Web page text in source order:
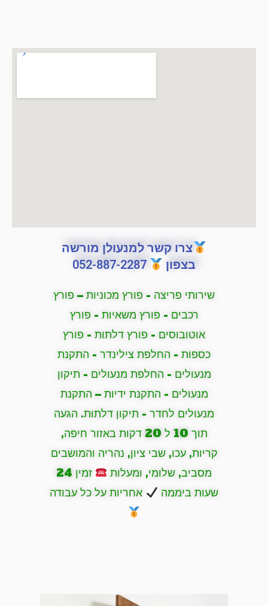
צרו קשר למנעולן מורשה
בצפון
052-887-2287
שירותי פריצה - פורץ מכוניות – פורץ
רכבים - פורץ משאיות - פורץ
אוטובוסים - פורץ דלתות - פורץ
כספות - החלפת צילינדר - התקנת
מנעולים - החלפת מנעולים - תיקון
מנעולים - התקנת ידיות – התקנת
מנעולים לחדר - תיקון דלתות. הגעה
תוך 10 ל 20 דקות באזור חיפה,
קריות, עכו, שבי ציון, נהריה והמושבים
מסביב, שלומי, ומעלות
זמין 24
שעות ביממה
אחריות על כל עבודה